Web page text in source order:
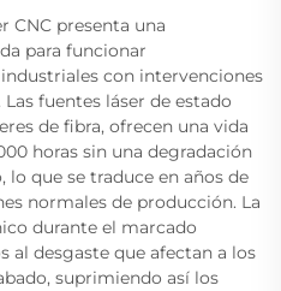
CNC presenta una
para funcionar
con intervenciones
fuentes láser de estado
de fibra, ofrecen una vida
horas sin una degradación
que se traduce en años de
normales de producción. La
durante el marcado
al desgaste que afectan a los
suprimiendo así los